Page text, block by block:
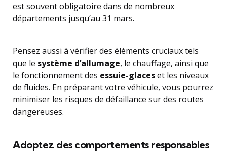
est souvent obligatoire dans de nombreux
départements jusqu’au 31 mars.
Pensez aussi à vérifier des éléments cruciaux tels
que le système d’allumage, le chauffage, ainsi que
le fonctionnement des essuie-glaceset les niveaux
de fluides. En préparant votre véhicule, vous pourrez
minimiser les risques de défaillance sur des routes
dangereuses.
Adoptez des comportements responsables